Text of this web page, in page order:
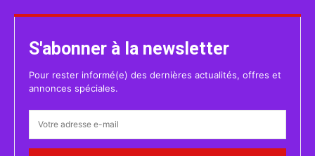
S'abonner à la newsletter
Pour rester informé(e) des dernières actualités, offres et
annonces spéciales.